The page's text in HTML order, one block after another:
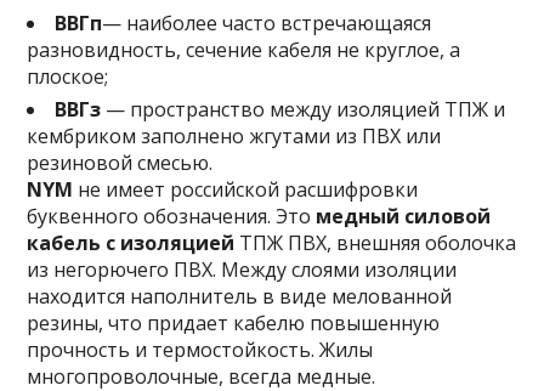
ВВГп— наиболее часто встречающаяся
разновидность, сечение кабеля не круглое, а
плоское;
ВВГз — пространство между изоляцией ТПЖ и
кембриком заполнено жгутами из ПВХ или
резиновой смесью.
NYM не имеет российской расшифровки
буквенного обозначения. Это медный силовой
кабель с изоляцией ТПЖ ПВХ, внешняя оболочка
из негорючего ПВХ. Между слоями изоляции
находится наполнитель в виде мелованной
резины, что придает кабелю повышенную
прочность и термостойкость. Жилы
многопроволочные, всегда медные.